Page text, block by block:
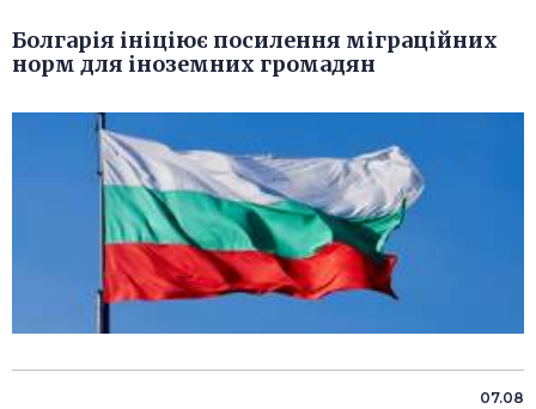
Болгарія ініціює посилення міграційних
норм для іноземних громадян
07.08